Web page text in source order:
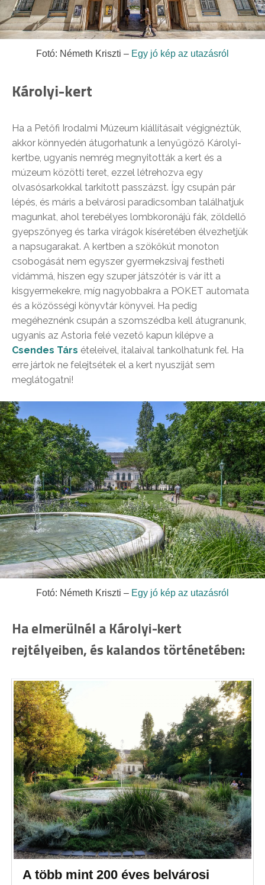
Fotó: Németh Kriszti – Egy jó kép az utazásról
Károlyi-kert
Ha a Petőfi Irodalmi Múzeum kiállításait végignéztük,
akkor könnyedén átugorhatunk a lenyűgöző Károlyi-
kertbe, ugyanis nemrég megnyitották a kert és a
múzeum közötti teret, ezzel létrehozva egy
olvasósarkokkal tarkított passzázst. Így csupán pár
lépés, és máris a belvárosi paradicsomban találhatjuk
magunkat, ahol terebélyes lombkoronájú fák, zöldellő
gyepszőnyeg és tarka virágok kíséretében élvezhetjük
a napsugarakat. A kertben a szökőkút monoton
csobogását nem egyszer gyermekzsivaj festheti
vidámmá, hiszen egy szuper játszótér is vár itt a
kisgyermekekre, míg nagyobbakra a POKET automata
és a közösségi könyvtár könyvei. Ha pedig
megéheznénk csupán a szomszédba kell átugranunk,
ugyanis az Astoria felé vezető kapun kilépve a
Csendes Társ ételeivel, italaival tankolhatunk fel. Ha
erre jártok ne felejtsétek el a kert nyusziját sem
meglátogatni!
Fotó: Németh Kriszti – Egy jó kép az utazásról
Ha elmerülnél a Károlyi-kert
rejtélyeiben, és kalandos történetében:
A több mint 200 éves belvárosi